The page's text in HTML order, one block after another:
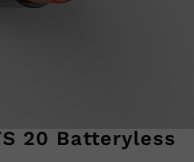
20 Batteryless